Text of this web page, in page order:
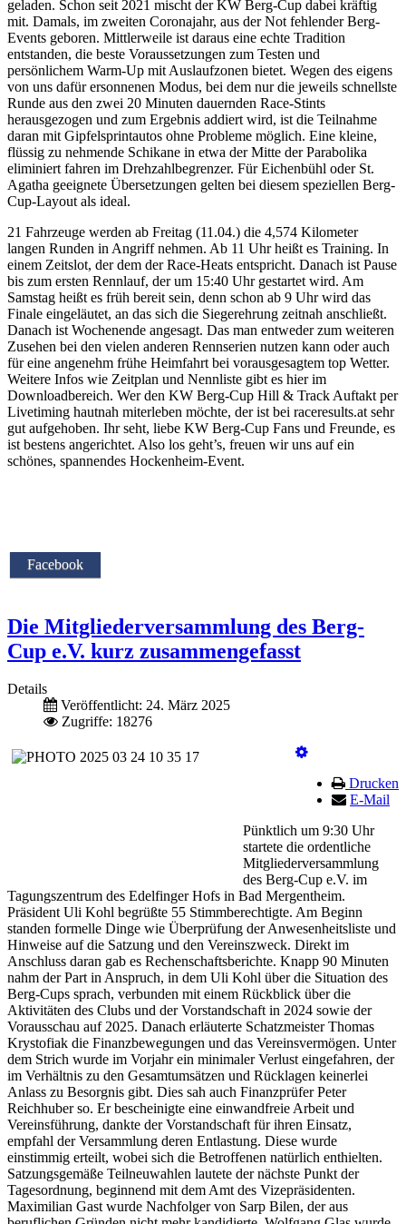
geladen. Schon seit 2021 mischt der KW Berg-Cup dabei kräftig
mit. Damals, im zweiten Coronajahr, aus der Not fehlender Berg-
Events geboren. Mittlerweile ist daraus eine echte Tradition
entstanden, die beste Voraussetzungen zum Testen und
persönlichem Warm-Up mit Auslaufzonen bietet. Wegen des eigens
von uns dafür ersonnenen Modus, bei dem nur die jeweils schnellste
Runde aus den zwei 20 Minuten dauernden Race-Stints
herausgezogen und zum Ergebnis addiert wird, ist die Teilnahme
daran mit Gipfelsprintautos ohne Probleme möglich. Eine kleine,
flüssig zu nehmende Schikane in etwa der Mitte der Parabolika
eliminiert fahren im Drehzahlbegrenzer. Für Eichenbühl oder St.
Agatha geeignete Übersetzungen gelten bei diesem speziellen Berg-
Cup-Layout als ideal.
21 Fahrzeuge werden ab Freitag (11.04.) die 4,574 Kilometer
langen Runden in Angriff nehmen. Ab 11 Uhr heißt es Training. In
einem Zeitslot, der dem der Race-Heats entspricht. Danach ist Pause
bis zum ersten Rennlauf, der um 15:40 Uhr gestartet wird. Am
Samstag heißt es früh bereit sein, denn schon ab 9 Uhr wird das
Finale eingeläutet, an das sich die Siegerehrung zeitnah anschließt.
Danach ist Wochenende angesagt. Das man entweder zum weiteren
Zusehen bei den vielen anderen Rennserien nutzen kann oder auch
für eine angenehm frühe Heimfahrt bei vorausgesagtem top Wetter.
Weitere Infos wie Zeitplan und Nennliste gibt es hier im
Downloadbereich. Wer den KW Berg-Cup Hill & Track Auftakt per
Livetiming hautnah miterleben möchte, der ist bei raceresults.at sehr
gut aufgehoben. Ihr seht, liebe KW Berg-Cup Fans und Freunde, es
ist bestens angerichtet. Also los geht’s, freuen wir uns auf ein
schönes, spannendes Hockenheim-Event.
Facebook
Die Mitgliederversammlung des Berg-
Cup e.V. kurz zusammengefasst
Details
Veröffentlicht: 24. März 2025
Zugriffe: 18276
Drucken
E-Mail
Pünktlich um 9:30 Uhr
startete die ordentliche
Mitgliederversammlung
des Berg-Cup e.V. im
Tagungszentrum des Edelfinger Hofs in Bad Mergentheim.
Präsident Uli Kohl begrüßte 55 Stimmberechtigte. Am Beginn
standen formelle Dinge wie Überprüfung der Anwesenheitsliste und
Hinweise auf die Satzung und den Vereinszweck. Direkt im
Anschluss daran gab es Rechenschaftsberichte. Knapp 90 Minuten
nahm der Part in Anspruch, in dem Uli Kohl über die Situation des
Berg-Cups sprach, verbunden mit einem Rückblick über die
Aktivitäten des Clubs und der Vorstandschaft in 2024 sowie der
Vorausschau auf 2025. Danach erläuterte Schatzmeister Thomas
Krystofiak die Finanzbewegungen und das Vereinsvermögen. Unter
dem Strich wurde im Vorjahr ein minimaler Verlust eingefahren, der
im Verhältnis zu den Gesamtumsätzen und Rücklagen keinerlei
Anlass zu Besorgnis gibt. Dies sah auch Finanzprüfer Peter
Reichhuber so. Er bescheinigte eine einwandfreie Arbeit und
Vereinsführung, dankte der Vorstandschaft für ihren Einsatz,
empfahl der Versammlung deren Entlastung. Diese wurde
einstimmig erteilt, wobei sich die Betroffenen natürlich enthielten.
Satzungsgemäße Teilneuwahlen lautete der nächste Punkt der
Tagesordnung, beginnend mit dem Amt des Vizepräsidenten.
Maximilian Gast wurde Nachfolger von Sarp Bilen, der aus